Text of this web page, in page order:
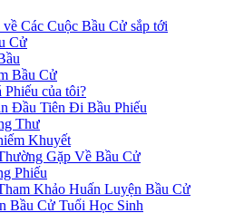
Các Cuộc Bầu Cử sắp tới
Cử
Bầu Cử
của tôi?
Đầu Tiên Đi Bầu Phiếu
Thư
Khuyết
Gặp Về Bầu Cử
Phiếu
Khảo Huấn Luyện Bầu Cử
Bầu Cử Tuổi Học Sinh